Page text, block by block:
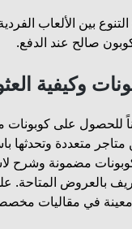
بين الألعاب
صالح عند الدفع.
وكيفية
للحصول على
متعددة وتحدثها
مضمونة وشرح
بالعروض المتاحة.
في مقاليات